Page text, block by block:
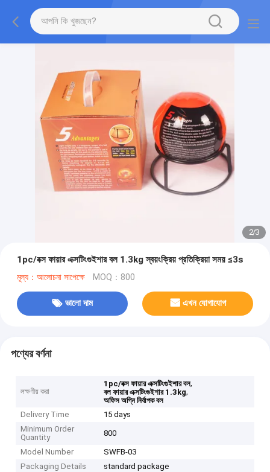
2/3
1pc/বক্স ফায়ার এক্সটিংগুইশার বল 1.3kg স্বয়ংক্রিয় প্রতিক্রিয়া সময় ≤3s
মূল্য：আলোচনা সাপেক্ষে MOQ：800
ভালো দাম এখন যোগাযোগ
পণ্যের বর্ণনা
লক্ষণীয় করা
1pc/বক্স ফায়ার এক্সটিংগুইশার বল,
বল ফায়ার এক্সটিংগুইশার 1.3kg,
অফিস অগ্নি নির্বাপক বল
Delivery Time
15 days
Minimum Order
Quantity
800
Model Number
SWFB-03
Packaging Details
standard package